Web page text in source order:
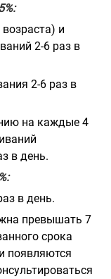
и
2-6 раз в
2-6 раз в
на каждые 4
в день.
в день.
превышать 7
срока
появляются